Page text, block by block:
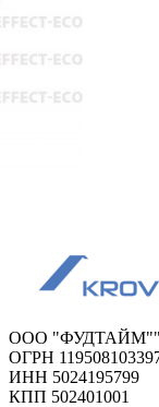
ООО "ФУДТАЙМ""
ОГРН
ИНН 5024195799
КПП 502401001